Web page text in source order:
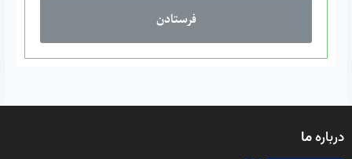
فرستادن
دربارهما